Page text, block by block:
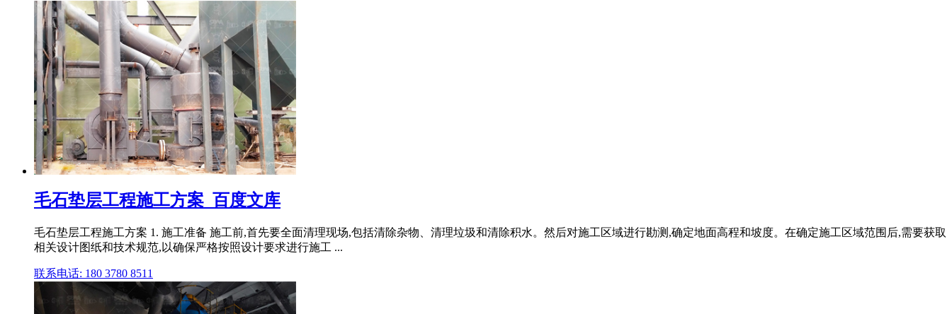
毛石垫层工程施工方案_百度文库
毛石垫层工程施工方案 1. 施工准备 施工前,首先要全面清理现场,包括清除杂物、清理垃圾和清除积水。然后对施工区域进行勘测,确定地面高程和坡度。在确定施工区域范围后,需要获取
相关设计图纸和技术规范,以确保严格按照设计要求进行施工 ...
联系电话: 180 3780 8511